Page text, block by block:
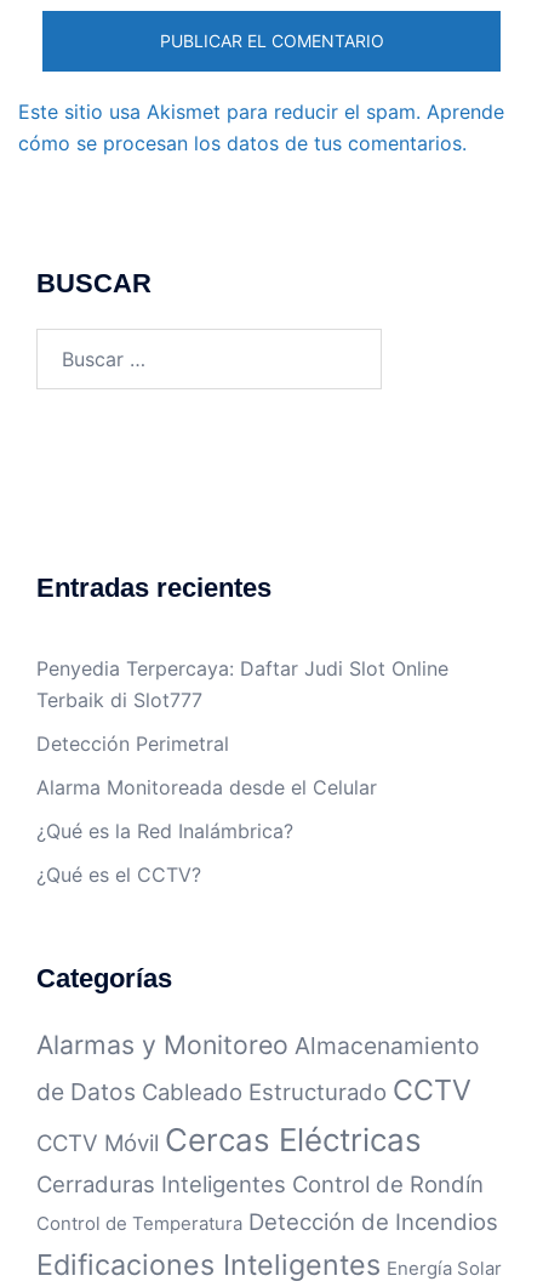
Este sitio usa Akismet para reducir el spam. Aprende
cómo se procesan los datos de tus comentarios.
BUSCAR
Entradas recientes
Penyedia Terpercaya: Daftar Judi Slot Online
Terbaik di Slot777
Detección Perimetral
Alarma Monitoreada desde el Celular
¿Qué es la Red Inalámbrica?
¿Qué es el CCTV?
Categorías
Alarmas y Monitoreo Almacenamiento
de Datos Cableado Estructurado CCTV
CCTV Móvil Cercas Eléctricas
Cerraduras Inteligentes Control de Rondín
Control de Temperatura Detección de Incendios
Edificaciones Inteligentes Energía Solar